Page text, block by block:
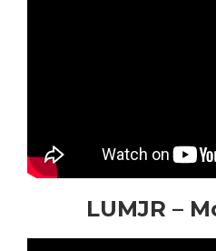
LUMJR –